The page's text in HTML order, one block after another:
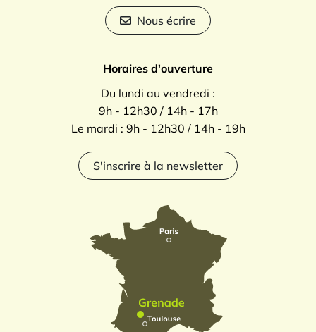
Nous écrire
Horaires d'ouverture
Du lundi au vendredi :
9h - 12h30 / 14h - 17h
Le mardi : 9h - 12h30 / 14h - 19h
S'inscrire à la newsletter